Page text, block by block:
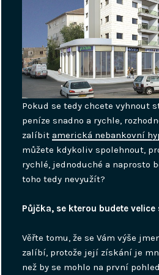
Pokud se tedy chcete vyhnout
peníze snadno a rychle,
zalíbitamerická nebankovní
můžete kdykoliv spolehnout,
rychlé, jednoduché a naprosto
toho tedy nevyužít?
Půjčka, se kterou budete velice
Věřte tomu, že se Vám výše
zalíbí, protože její získání je
než by se mohlo na první